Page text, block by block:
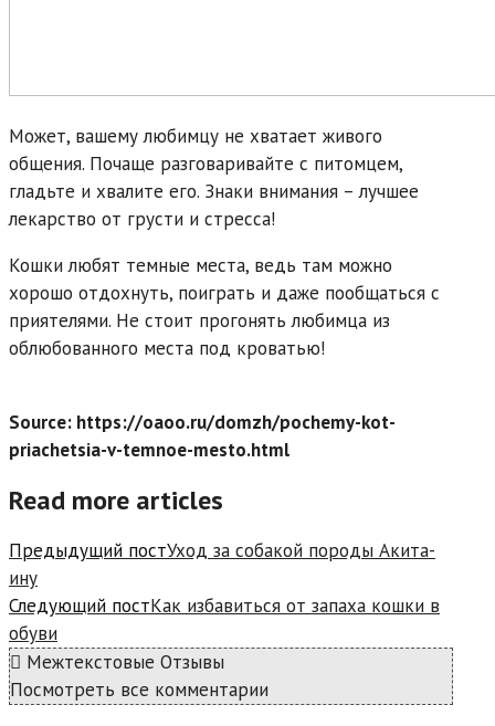
Может, вашему любимцу не хватает живого
общения. Почаще разговаривайте с питомцем,
гладьте и хвалите его. Знаки внимания – лучшее
лекарство от грусти и стресса!
Кошки любят темные места, ведь там можно
хорошо отдохнуть, поиграть и даже пообщаться с
приятелями. Не стоит прогонять любимца из
облюбованного места под кроватью!
Source: https://oaoo.ru/domzh/pochemy-kot-
priachetsia-v-temnoe-mesto.html
Read more articles
Предыдущий постУход за собакой породы Акита-
ину
Следующий постКак избавиться от запаха кошки в
обуви
Межтекстовые Отзывы
Посмотреть все комментарии